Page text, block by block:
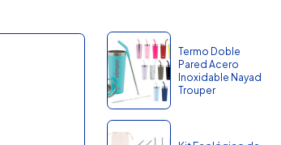
Termo Doble
Pared Acero
Inoxidable Nayad
Trouper